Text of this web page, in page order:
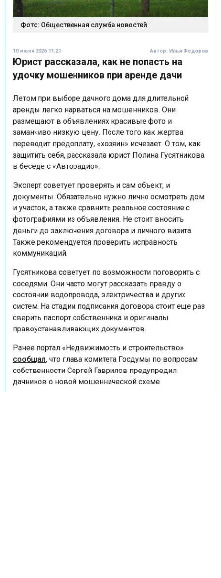
Фото: Общественная служба новостей
Юрист рассказала, как не попасть на
удочку мошенников при аренде дачи
Летом при выборе дачного дома для длительной
аренды легко нарваться на мошенников. Они
размещают в объявлениях красивые фото и
заманчиво низкую цену. После того как жертва
переводит предоплату, «хозяин» исчезает. О том, как
защитить себя, рассказала юрист Полина Гусятникова
в беседе с «Авторадио».
Эксперт советует проверять и сам объект, и
документы. Обязательно нужно лично осмотреть дом
и участок, а также сравнить реальное состояние с
фотографиями из объявления. Не стоит вносить
деньги до заключения договора и личного визита.
Также рекомендуется проверить исправность
коммуникаций.
Гусятникова советует по возможности поговорить с
соседями. Они часто могут рассказать правду о
состоянии водопровода, электричества и других
систем. На стадии подписания договора стоит еще раз
сверить паспорт собственника и оригиналы
правоустанавливающих документов.
Ранее портал «Недвижимость и строительство»
сообщал, что глава комитета Госдумы по вопросам
собственности Сергей Гаврилов предупредил
дачников о новой мошеннической схеме.